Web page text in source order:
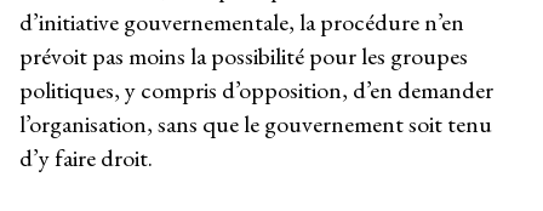
d’initiative gouvernementale, la procédure n’en
prévoit pas moins la possibilité pour les groupes
politiques, y compris d’opposition, d’en demander
l’organisation, sans que le gouvernement soit tenu
d’y faire droit.